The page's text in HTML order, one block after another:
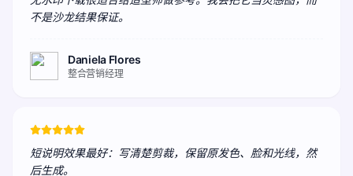
不是沙龙结果保证。
Daniela Flores
整合营销经理
短说明效果最好：写清楚剪裁，保留原发色、脸和光线，然
后生成。